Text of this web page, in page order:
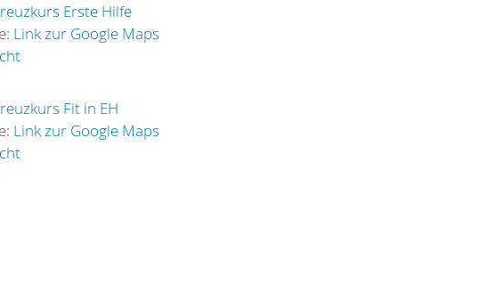
Erste Hilfe
Link zur Google Maps
Fit in EH
Link zur Google Maps